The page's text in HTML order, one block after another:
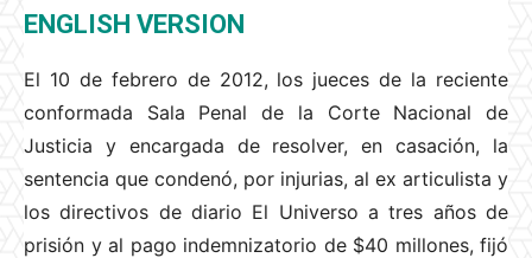
ENGLISH VERSION
El 10 de febrero de 2012, los jueces de la reciente
conformada Sala Penal de la Corte Nacional de
Justicia y encargada de resolver, en casación, la
sentencia que condenó, por injurias, al ex articulista y
los directivos de diario El Universo a tres años de
prisión y al pago indemnizatorio de $40 millones, fijó